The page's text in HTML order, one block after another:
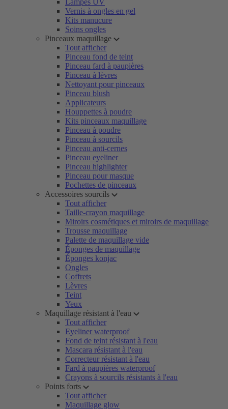
Lampes UV
Vernis à ongles en gel
Kits manucure
Soins ongles
Pinceaux maquillage
Tout afficher
Pinceau fond de teint
Pinceau fard à paupières
Pinceau à lèvres
Nettoyant pour pinceaux
Pinceau blush
Applicateurs
Houppettes à poudre
Kits pinceaux maquillage
Pinceau à poudre
Pinceau à sourcils
Pinceau anti-cernes
Pinceau eyeliner
Pinceau highlighter
Pinceau pour masque
Pochettes de pinceaux
Accessoires sourcils
Tout afficher
Taille-crayon maquillage
Miroirs cosmétiques et miroirs de maquillage
Trousse maquillage
Palette de maquillage vide
Éponges de maquillage
Éponges konjac
Ongles
Coffrets
Lèvres
Teint
Yeux
Maquillage résistant à l'eau
Tout afficher
Eyeliner waterproof
Fond de teint résistant à l'eau
Mascara résistant à l'eau
Correcteur résistant à l'eau
Fard à paupières waterproof
Crayons à sourcils résistants à l'eau
Points forts
Tout afficher
Maquillage glow